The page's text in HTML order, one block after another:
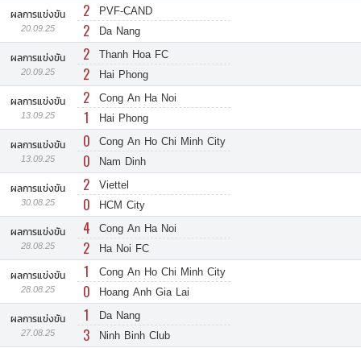
ผลการแข่งขัน
20.09.25
2 PVF-CAND
2 Da Nang
ผลการแข่งขัน
20.09.25
2 Thanh Hoa FC
2 Hai Phong
ผลการแข่งขัน
13.09.25
2 Cong An Ha Noi
1 Hai Phong
ผลการแข่งขัน
13.09.25
0 Cong An Ho Chi Minh City
0 Nam Dinh
ผลการแข่งขัน
30.08.25
2 Viettel
0 HCM City
ผลการแข่งขัน
28.08.25
4 Cong An Ha Noi
2 Ha Noi FC
ผลการแข่งขัน
28.08.25
1 Cong An Ho Chi Minh City
0 Hoang Anh Gia Lai
ผลการแข่งขัน
27.08.25
1 Da Nang
3 Ninh Binh Club